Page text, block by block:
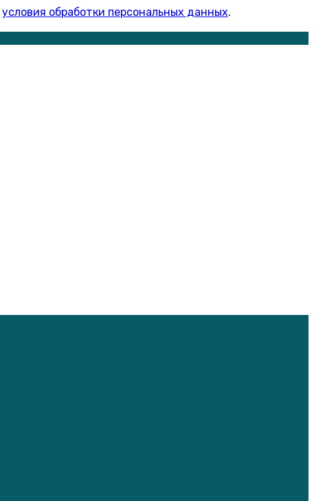
условия обработки персональных данных.